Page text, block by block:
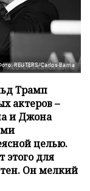
REUTERS/Carlos Barria
Трамп
актеров –
и Джона
целью.
этого для
Он мелкий